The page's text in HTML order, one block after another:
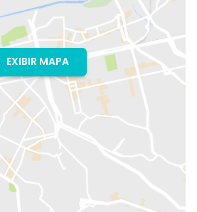
EXIBIR MAPA